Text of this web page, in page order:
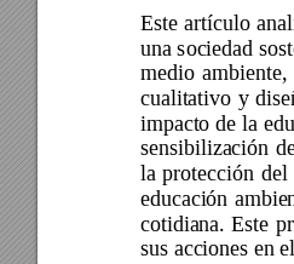
Este artículo
una sociedad
medio ambiente,
cualitativo y
impacto de la
sensibilización
la protección del
educación
cotidiana. Este p
sus acciones en